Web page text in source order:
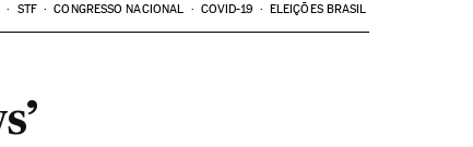
STF CONGRESSO NACIONAL COVID-19 ELEIÇÕES BRASIL